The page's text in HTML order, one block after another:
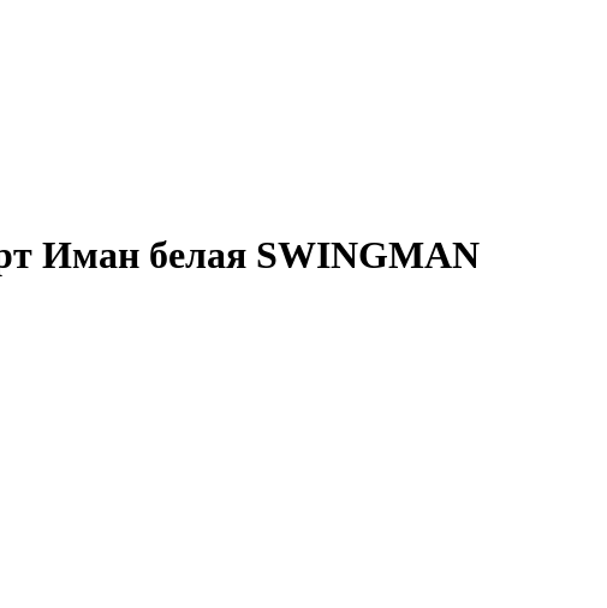
Иман белая SWINGMAN